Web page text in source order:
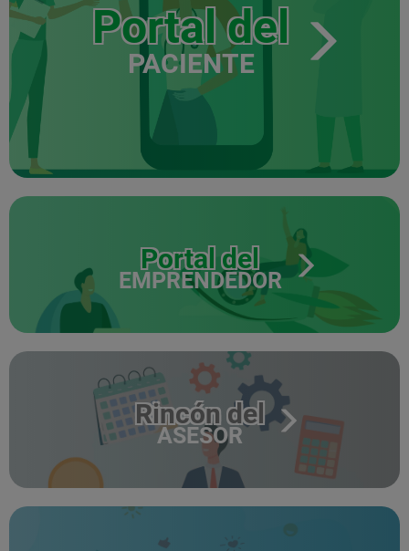
Portal del
PACIENTE
Portal del
EMPRENDEDOR
Rincón del
ASESOR